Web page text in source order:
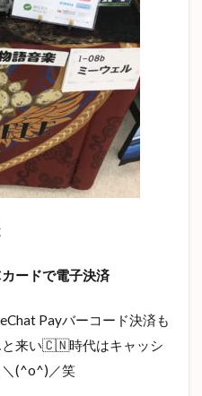
ードで電子決済
Payバーコード決済も
と来い🇨🇳時代はキャッシ
＼(^o^)／笑